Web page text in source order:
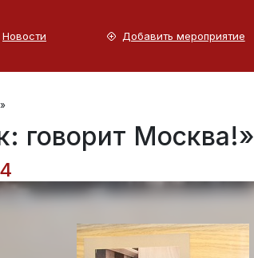
Новости Добавить мероприятие
говорит Москва!»